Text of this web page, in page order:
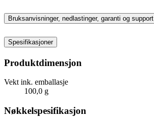
Bruksanvisninger, nedlastinger, garanti og support
Spesifikasjoner
Produktdimensjon
Vekt ink. emballasje
100,0 g
Nøkkelspesifikasjon